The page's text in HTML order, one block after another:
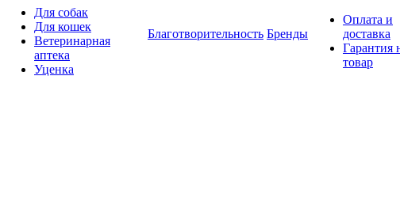
Для собак
Для кошек
Ветеринарная
аптека
Уценка
Благотворительность Бренды
Оплата и
доставка
Гарантия
товар